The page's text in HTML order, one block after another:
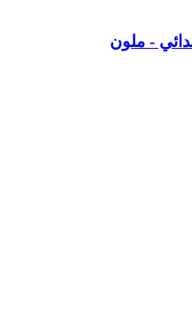
- ملون